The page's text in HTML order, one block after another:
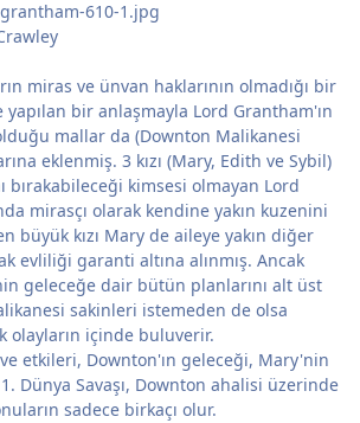
miras ve ünvan haklarının olmadığı bir
yapılan bir anlaşmayla Lord Grantham'ın
mallar da (Downton Malikanesi
eklenmiş. 3 kızı (Mary, Edith ve Sybil)
bırakabileceği kimsesi olmayan Lord
mirasçı olarak kendine yakın kuzenini
büyük kızı Mary de aileye yakın diğer
evliliği garanti altına alınmış. Ancak
geleceğe dair bütün planlarını alt üst
sakinleri istemeden de olsa
olayların içinde buluverir.
etkileri, Downton'ın geleceği, Mary'nin
Dünya Savaşı, Downton ahalisi üzerinde
sadece birkaçı olur.